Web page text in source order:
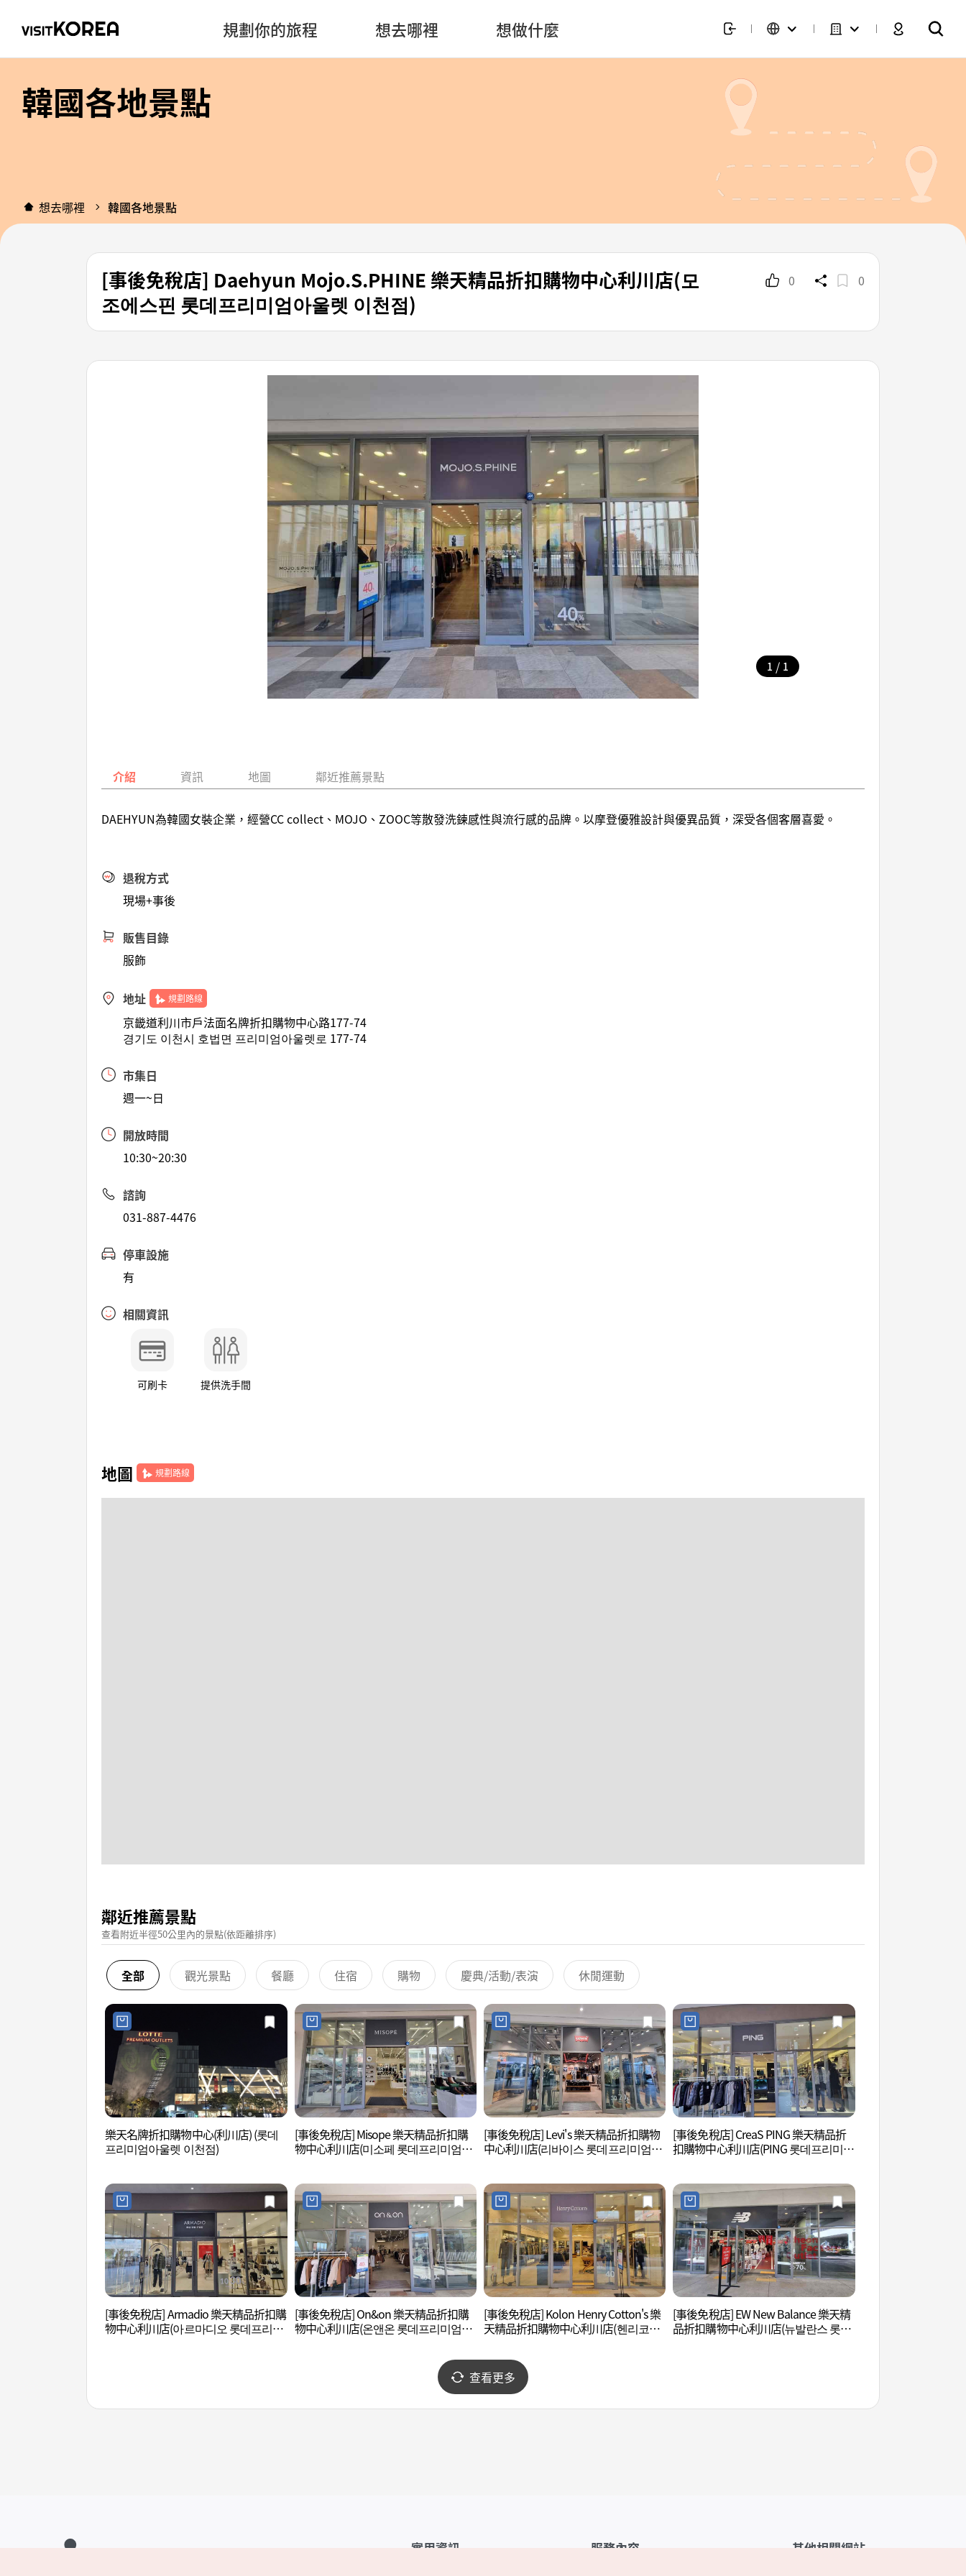
規劃你的旅程 想去哪裡 想做什麼
韓國各地景點
想去哪裡 韓國各地景點
[事後免稅店] Daehyun Mojo.S.PHINE 樂天精品折扣購物中心利川店(모
조에스핀 롯데프리미엄아울렛 이천점)
0 0
1 / 1
介紹 資訊 地圖 鄰近推薦景點
DAEHYUN為韓國女裝企業，經營CC collect、MOJO、ZOOC等散發洗鍊感性與流行感的品牌。以摩登優雅設計與優異品質，深受各個客層喜愛。
退稅方式
現場+事後
販售目錄
服飾
地址 規劃路線
京畿道利川市戶法面名牌折扣購物中心路177-74
경기도 이천시 호법면 프리미엄아울렛로 177-74
市集日
週一~日
開放時間
10:30~20:30
諮詢
031-887-4476
停車設施
有
相關資訊
可刷卡 提供洗手間
地圖 規劃路線
鄰近推薦景點
查看附近半徑50公里內的景點(依距離排序)
全部 觀光景點 餐廳 住宿 購物 慶典/活動/表演 休閒運動
樂天名牌折扣購物中心(利川店) (롯데
프리미엄아울렛 이천점)
[事後免稅店] Misope 樂天精品折扣購
物中心利川店(미소페 롯데프리미엄아
[事後免稅店] Levi's 樂天精品折扣購物
中心利川店(리바이스 롯데프리미엄아
[事後免稅店] CreaS PING 樂天精品折
扣購物中心利川店(PING 롯데프리미엄
[事後免稅店] Armadio 樂天精品折扣購
物中心利川店(아르마디오 롯데프리미
[事後免稅店] On&on 樂天精品折扣購
物中心利川店(온앤온 롯데프리미엄아
[事後免稅店] Kolon Henry Cotton's 樂
天精品折扣購物中心利川店(헨리코튼
[事後免稅店] EW New Balance 樂天精
品折扣購物中心利川店(뉴발란스 롯데
查看更多
實用資訊 服務內容 其他相關網站